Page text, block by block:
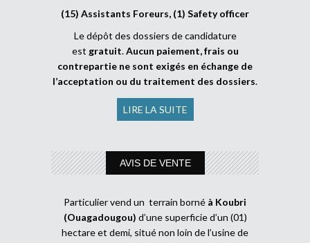
(15) Assistants Foreurs, (1) Safety officer
Le dépôt des dossiers de candidature
est gratuit.Aucun paiement, frais ou
contrepartie ne sont exigés en échange de
l’acceptation ou du traitement des dossiers.
LIRE LA SUITE
AVIS DE VENTE
Particulier vend un terrain borné à Koubri
(Ouagadougou) d’une superficie d’un (01)
hectare et demi, situé non loin de l’usine de